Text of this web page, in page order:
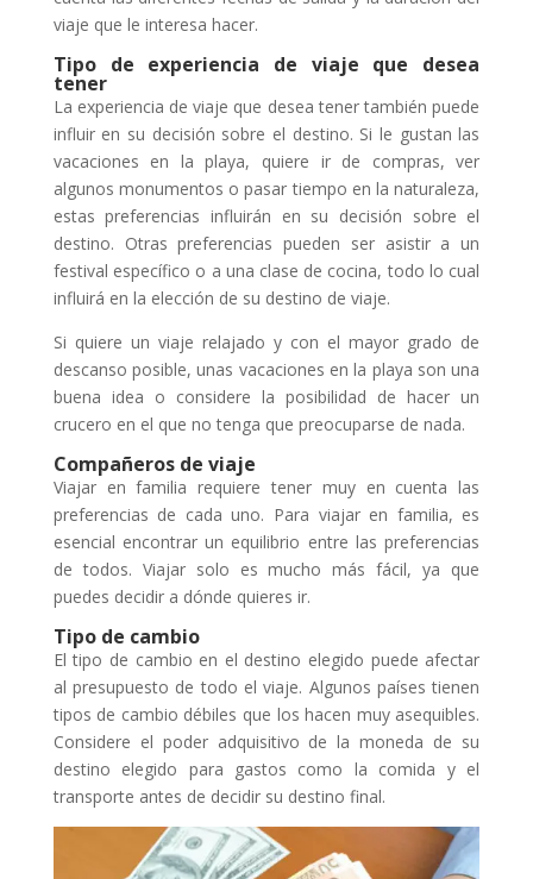
viaje que le interesa hacer.
Tipo de experiencia de viaje que desea
tener
La experiencia de viaje que desea tener también puede
influir en su decisión sobre el destino. Si le gustan las
vacaciones en la playa, quiere ir de compras, ver
algunos monumentos o pasar tiempo en la naturaleza,
estas preferencias influirán en su decisión sobre el
destino. Otras preferencias pueden ser asistir a un
festival específico o a una clase de cocina, todo lo cual
influirá en la elección de su destino de viaje.
Si quiere un viaje relajado y con el mayor grado de
descanso posible, unas vacaciones en la playa son una
buena idea o considere la posibilidad de hacer un
crucero en el que no tenga que preocuparse de nada.
Compañeros de viaje
Viajar en familia requiere tener muy en cuenta las
preferencias de cada uno. Para viajar en familia, es
esencial encontrar un equilibrio entre las preferencias
de todos. Viajar solo es mucho más fácil, ya que
puedes decidir a dónde quieres ir.
Tipo de cambio
El tipo de cambio en el destino elegido puede afectar
al presupuesto de todo el viaje. Algunos países tienen
tipos de cambio débiles que los hacen muy asequibles.
Considere el poder adquisitivo de la moneda de su
destino elegido para gastos como la comida y el
transporte antes de decidir su destino final.